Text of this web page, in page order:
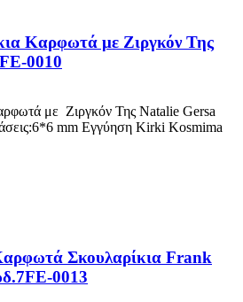
Καρφωτά με Ζιργκόν Της
0010
με Ζιργκόν Της Natalie Gersa
mm Εγγύηση Kirki Kosmima
Σκουλαρίκια Frank
0013